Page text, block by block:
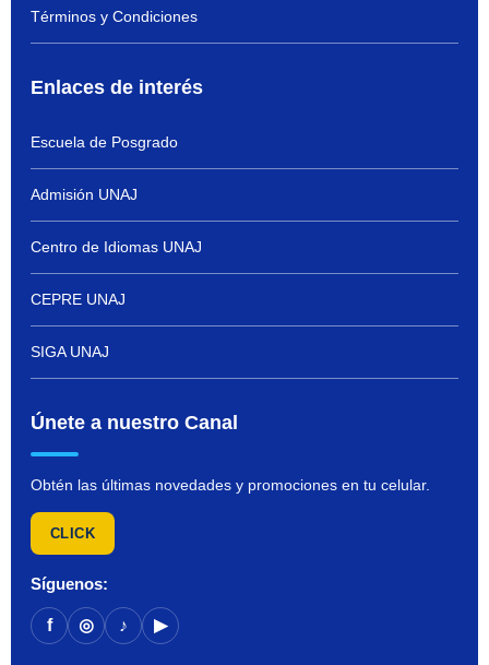
Términos y Condiciones
Enlaces de interés
Escuela de Posgrado
Admisión UNAJ
Centro de Idiomas UNAJ
CEPRE UNAJ
SIGA UNAJ
Únete a nuestro Canal
Obtén las últimas novedades y promociones en tu celular.
CLICK
Síguenos:
f ◎ ♪ ▶